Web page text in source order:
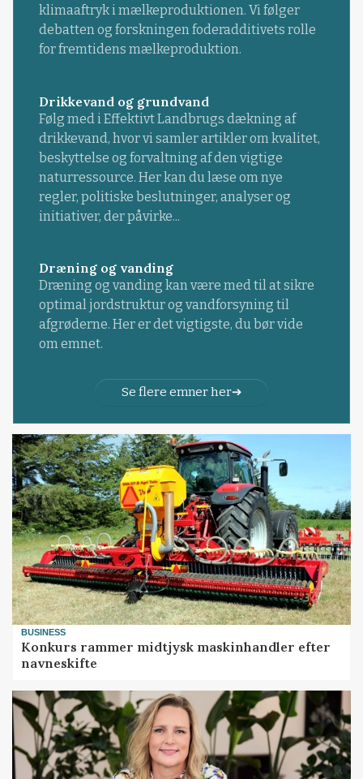
klimaaftryk i mælkeproduktionen. Vi følger
debatten og forskningen foderadditivets rolle
for fremtidens mælkeproduktion.
Drikkevand og grundvand
Følg med i Effektivt Landbrugs dækning af
drikkevand, hvor vi samler artikler om kvalitet,
beskyttelse og forvaltning af den vigtige
naturressource. Her kan du læse om nye
regler, politiske beslutninger, analyser og
initiativer, der påvirke...
Dræning og vanding
Dræning og vanding kan være med til at sikre
optimal jordstruktur og vandforsyning til
afgrøderne. Her er det vigtigste, du bør vide
om emnet.
Se flere emner her
BUSINESS
Konkurs rammer midtjysk maskinhandler efter
navneskifte